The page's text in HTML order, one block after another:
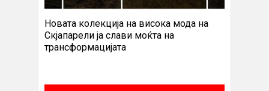
Новата колекција на висока мода на
Скјапарели ја слави моќта на
трансформацијата